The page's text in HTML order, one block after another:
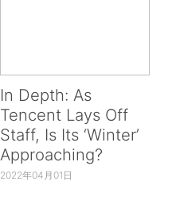
In Depth: As
Tencent Lays Off
Staff, Is Its ‘Winter’
Approaching?
2022年04月01日